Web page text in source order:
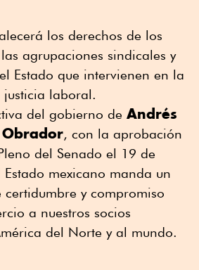
los derechos de los
agrupaciones sindicales y
Estado que intervienen en la
laboral.
del gobierno de Andrés
, con la aprobación
del Senado el 19 de
mexicano manda un
y compromiso
a nuestros socios
del Norte y al mundo.